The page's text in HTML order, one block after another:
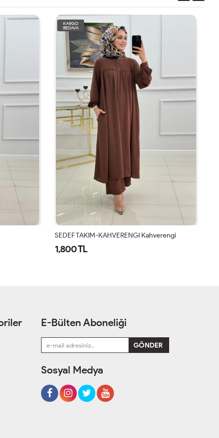
KARGO
BEDAVA
MONAİR DENİM TAKIM - DUMAN
1,900 TL
E-Bülten Aboneliği
Sosyal Medya